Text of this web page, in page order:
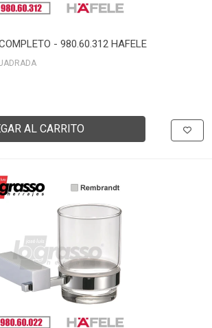
- 980.60.312 HAFELE
AL CARRITO